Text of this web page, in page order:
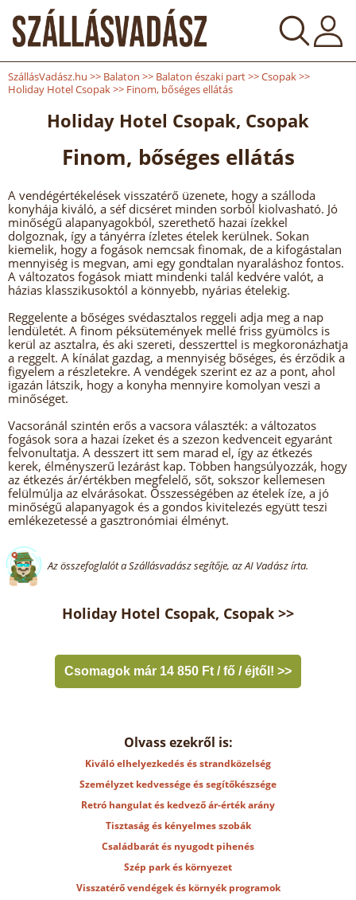
SzállásVadász.hu >> Balaton >> Balaton északi part>>Csopak>>
Holiday Hotel Csopak>> Finom, bőséges ellátás
Holiday Hotel Csopak, Csopak
Finom, bőséges ellátás
A vendégértékelések visszatérő üzenete, hogy a szálloda
konyhája kiváló, a séf dicséret minden sorból kiolvasható. Jó
minőségű alapanyagokból, szerethető hazai ízekkel
dolgoznak, így a tányérra ízletes ételek kerülnek. Sokan
kiemelik, hogy a fogások nemcsak finomak, de a kifogástalan
mennyiség is megvan, ami egy gondtalan nyaraláshoz fontos.
A változatos fogások miatt mindenki talál kedvére valót, a
házias klasszikusoktól a könnyebb, nyárias ételekig.
Reggelente a bőséges svédasztalos reggeli adja meg a nap
lendületét. A finom péksütemények mellé friss gyümölcs is
kerül az asztalra, és aki szereti, desszerttel is megkoronázhatja
a reggelt. A kínálat gazdag, a mennyiség bőséges, és érződik a
figyelem a részletekre. A vendégek szerint ez az a pont, ahol
igazán látszik, hogy a konyha mennyire komolyan veszi a
minőséget.
Vacsoránál szintén erős a vacsora választék: a változatos
fogások sora a hazai ízeket és a szezon kedvenceit egyaránt
felvonultatja. A desszert itt sem marad el, így az étkezés
kerek, élményszerű lezárást kap. Többen hangsúlyozzák, hogy
az étkezés ár/értékben megfelelő, sőt, sokszor kellemesen
felülmúlja az elvárásokat. Összességében az ételek íze, a jó
minőségű alapanyagok és a gondos kivitelezés együtt teszi
emlékezetessé a gasztronómiai élményt.
Az összefoglalót a Szállásvadász segítője, az AI Vadász írta.
Holiday Hotel Csopak, Csopak >>
Csomagok már 14 850 Ft / fő / éjtől! >>
Olvass ezekről is:
Kiváló elhelyezkedés és strandközelség
Személyzet kedvessége és segítőkészsége
Retró hangulat és kedvező ár-érték arány
Tisztaság és kényelmes szobák
Családbarát és nyugodt pihenés
Szép park és környezet
Visszatérő vendégek és környék programok